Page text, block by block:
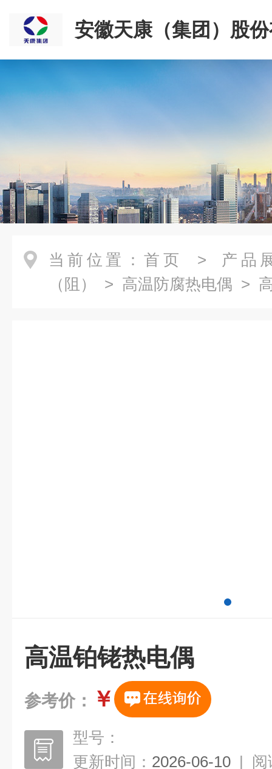
安徽天康（集团）股
司
当前位置： 首页 > 产品
（阻）
> 高温防腐热电偶 >
高温铂铑热电偶
参考价： ￥
型号：
更新时间： 2026-06-10 | 阅